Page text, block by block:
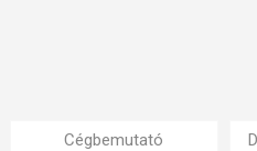
Cégbemutató